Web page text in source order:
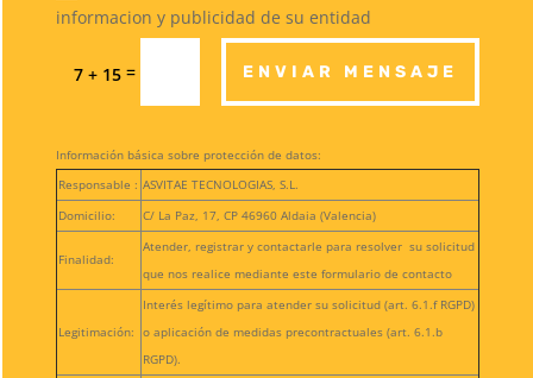
informacion y publicidad de su entidad
7 + 15 = ENVIAR MENSAJE
Información básica sobre protección de datos:
Responsable : ASVITAE TECNOLOGIAS, S.L.
Domicilio:
C/ La Paz, 17, CP 46960 Aldaia (Valencia)
Finalidad:
Atender, registrar y contactarle para resolver su solicitud
que nos realice mediante este formulario de contacto
Legitimación:
Interés legítimo para atender su solicitud (art. 6.1.f RGPD)
o aplicación de medidas precontractuales (art. 6.1.b
RGPD).